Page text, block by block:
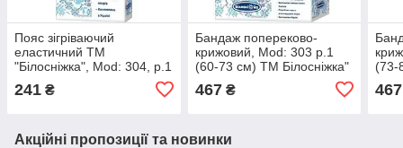
Пояс зігріваючий
еластичний ТМ
"Білосніжка", Mod: 304, р.1
241 ₴
Бандаж попереково-
крижовий, Mod: 303 р.1
(60-73 см) ТМ Білосніжка"
467₴
(73-
467
Акційні пропозиції та новинки